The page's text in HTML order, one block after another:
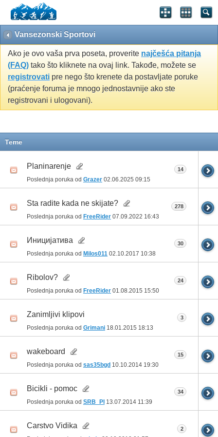
Vansezonski Sportovi
Ako je ovo vaša prva poseta, proverite najčešća pitanja
(FAQ) tako što kliknete na ovaj link. Takođe, možete se
registrovati pre nego što krenete da postavljate poruke
(praćenje foruma je mnogo jednostavnije ako ste
registrovani i ulogovani).
Teme
Planinarenje
Poslednja poruka od Grazer 02.06.2025 09:15
14
Sta radite kada ne skijate?
Poslednja poruka od FreeRider 07.09.2022 16:43
278
Иницијатива
Poslednja poruka od Milos011 02.10.2017 10:38
30
Ribolov?
Poslednja poruka od FreeRider 01.08.2015 15:50
24
Zanimljivi klipovi
Poslednja poruka od Grimani 18.01.2015 18:13
3
wakeboard
Poslednja poruka od sas35bgd 10.10.2014 19:30
15
Bicikli - pomoc
Poslednja poruka od SRB_PI 13.07.2014 11:39
34
Carstvo Vidika 2